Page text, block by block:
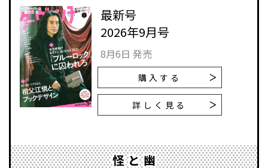
最新号
2026年9月号
8月6日 発売
購入する
詳しく見る
怪と幽